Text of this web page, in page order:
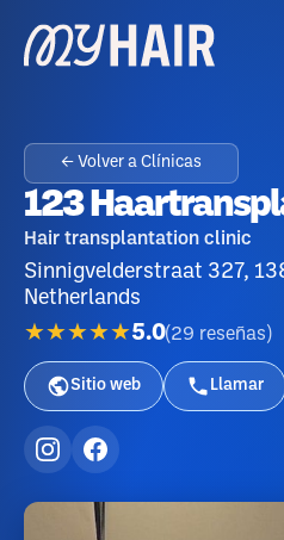
← Volver a Clínicas
123
Hair transplantation clinic
Sinnigvelderstraat 327,
Netherlands
★★★★★5.0(29 reseñas )
Sitio web Llamar